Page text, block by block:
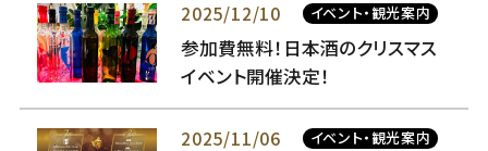
2025/12/10 イベント・観光案内
参加費無料！日本酒のクリスマス
イベント開催決定！
2025/11/06 イベント・観光案内